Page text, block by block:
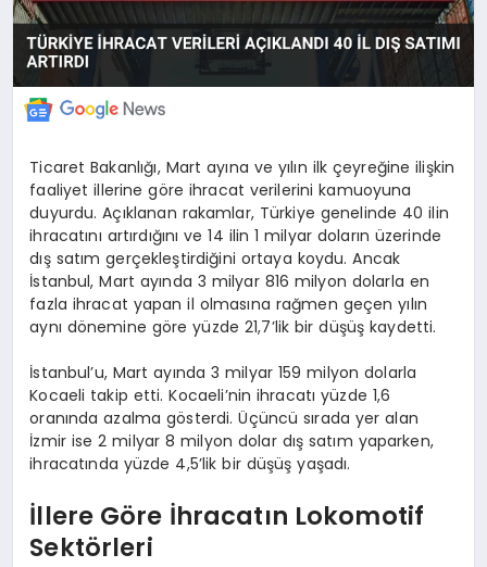
SPOR
TEKNOLOJI
Ticaret Bakanlığı, Mart ayına ve yılın ilk çeyreğine ilişkin
faaliyet illerine göre ihracat verilerini kamuoyuna
duyurdu. Açıklanan rakamlar, Türkiye genelinde 40 ilin
ihracatını artırdığını ve 14 ilin 1 milyar doların üzerinde
dış satım gerçekleştirdiğini ortaya koydu. Ancak
İstanbul, Mart ayında 3 milyar 816 milyon dolarla en
fazla ihracat yapan il olmasına rağmen geçen yılın
aynı dönemine göre yüzde 21,7’lik bir düşüş kaydetti.
İstanbul’u, Mart ayında 3 milyar 159 milyon dolarla
Kocaeli takip etti. Kocaeli’nin ihracatı yüzde 1,6
oranında azalma gösterdi. Üçüncü sırada yer alan
İzmir ise 2 milyar 8 milyon dolar dış satım yaparken,
ihracatında yüzde 4,5’lik bir düşüş yaşadı.
İllere Göre İhracatın Lokomotif
Sektörleri